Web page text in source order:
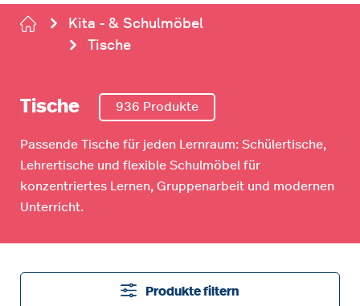
Kita - & Schulmöbel
Tische
Tische 936 Produkte
Passende Tische für jeden Lernraum: Schülertische,
Lehrertische und flexible Schulmöbel für
konzentriertes Lernen, Gruppenarbeit und modernen
Unterricht.
Produkte filtern